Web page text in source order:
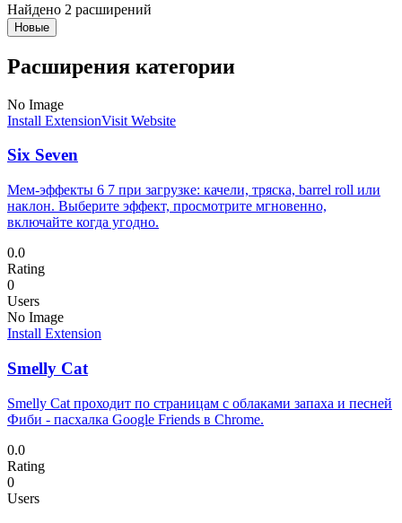
Найдено 2 расширений
Новые
Расширения категории
No Image
Install ExtensionVisit Website
Six Seven
Мем-эффекты 6 7 при загрузке: качели, тряска, barrel roll или
наклон. Выберите эффект, просмотрите мгновенно,
включайте когда угодно.
0.0
Rating
0
Users
No Image
Install Extension
Smelly Cat
Smelly Cat проходит по страницам с облаками запаха и песней
Фиби - пасхалка Google Friends в Chrome.
0.0
Rating
0
Users